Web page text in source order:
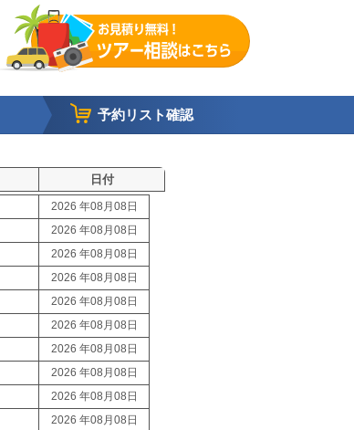
予約リスト確認
日付
2026 年08月08日
2026 年08月08日
2026 年08月08日
2026 年08月08日
2026 年08月08日
2026 年08月08日
2026 年08月08日
2026 年08月08日
2026 年08月08日
2026 年08月08日